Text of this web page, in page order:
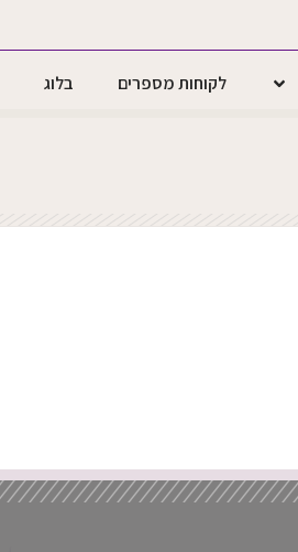
לקוחות מספרים בלוג